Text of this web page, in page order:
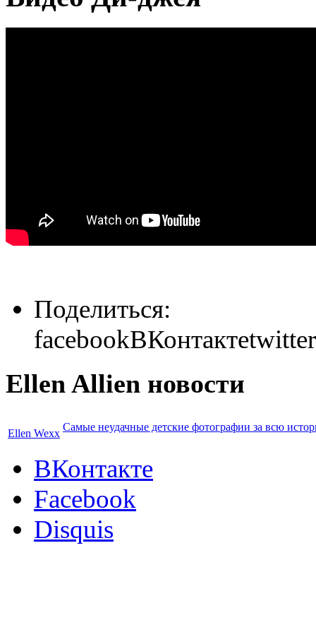
Поделиться:
facebookВКонтактеtwitter
Ellen Allien новости
Ellen Wexx
Cамые неудачные детские фотографии за всю
ВКонтакте
Facebook
Disquis